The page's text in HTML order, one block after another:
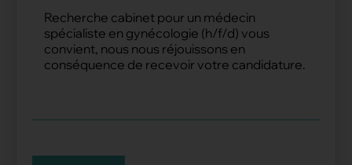
Recherche cabinet pour un médecin
spécialiste en gynécologie (h/f/d) vous
convient, nous nous réjouissons en
conséquence de recevoir votre candidature.